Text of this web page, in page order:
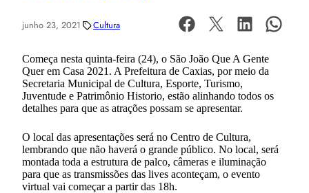
junho 23, 2021 Cultura
Começa nesta quinta-feira (24), o São João Que A Gente
Quer em Casa 2021. A Prefeitura de Caxias, por meio da
Secretaria Municipal de Cultura, Esporte, Turismo,
Juventude e Patrimônio Historio, estão alinhando todos os
detalhes para que as atrações possam se apresentar.
O local das apresentações será no Centro de Cultura,
lembrando que não haverá o grande público. No local, será
montada toda a estrutura de palco, câmeras e iluminação
para que as transmissões das lives aconteçam, o evento
virtual vai começar a partir das 18h.